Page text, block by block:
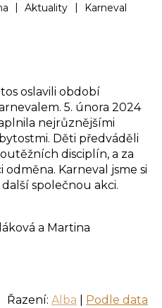
| Aktuality | Karneval
oslavili období
5. února 2024
nejrůznějšími
Děti předváděli
disciplín, a za
odměna. Karneval jsme si
společnou akci.
a Martina
Řazení: Alba Podle data